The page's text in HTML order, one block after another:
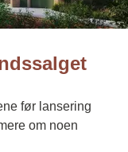
før lansering
om noen